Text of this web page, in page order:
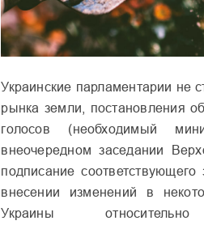
Украинские парламентарии не
рынка земли, постановления
голосов (необходимый
внеочередном заседании
подписание
внесении изменений в
Украины